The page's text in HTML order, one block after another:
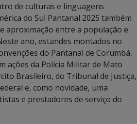
de culturas e linguagens
do Sul Pantanal 2025 também
aproximação entre a população e
ano, estandes montados no
do Pantanal de Corumbá,
ações da Polícia Militar de Mato
Brasileiro, do Tribunal de Justiça,
e, como novidade, uma
e prestadores de serviço do